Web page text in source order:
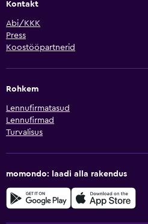
Kontakt
Abi/KKK
Press
Koostööpartnerid
Rohkem
Lennufirmatasud
Lennufirmad
Turvalisus
momondo: laadi alla rakendus